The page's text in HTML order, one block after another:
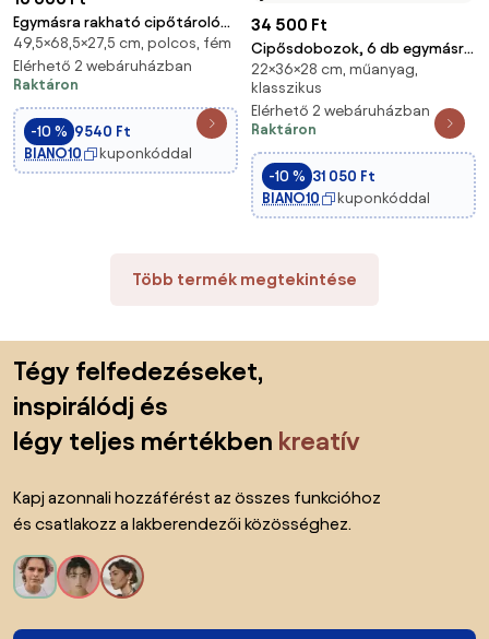
Egymásra rakható cipőtároló
rendszer, 68,5 x 49,5 x 27,5 cm,
fekete
49,5×68,5×27,5 cm, polcos, fém
Elérhető 2 webáruházban
Raktáron
-10 % 9540 Ft
BIANO10
kuponkóddal
34 500 Ft
Cipősdobozok, 6 db egymásra
rakható cipőrendező átlátszó
ajtóval
22×36×28 cm, műanyag,
klasszikus
Elérhető 2 webáruházban
Raktáron
-10 % 31 050 Ft
BIANO10
kuponkóddal
Több termék megtekintése
Tégy felfedezéseket,
inspirálódj és
légy teljes mértékben kreatív
Kapj azonnali hozzáférést az összes funkcióhoz
és csatlakozz a lakberendezői közösséghez.